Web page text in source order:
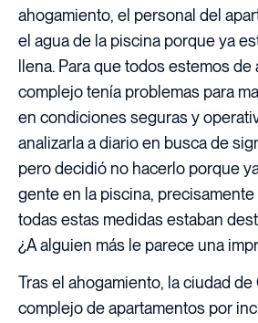
ahogamiento, el personal del
el agua de la piscina porque ya
llena. Para que todos estemos de
complejo tenía problemas para
en condiciones seguras y
analizarla a diario en busca de
pero decidió no hacerlo porque
gente en la piscina,
todas estas medidas estaban
¿A alguien más le parece una
Tras el ahogamiento, la ciudad de
complejo de apartamentos por